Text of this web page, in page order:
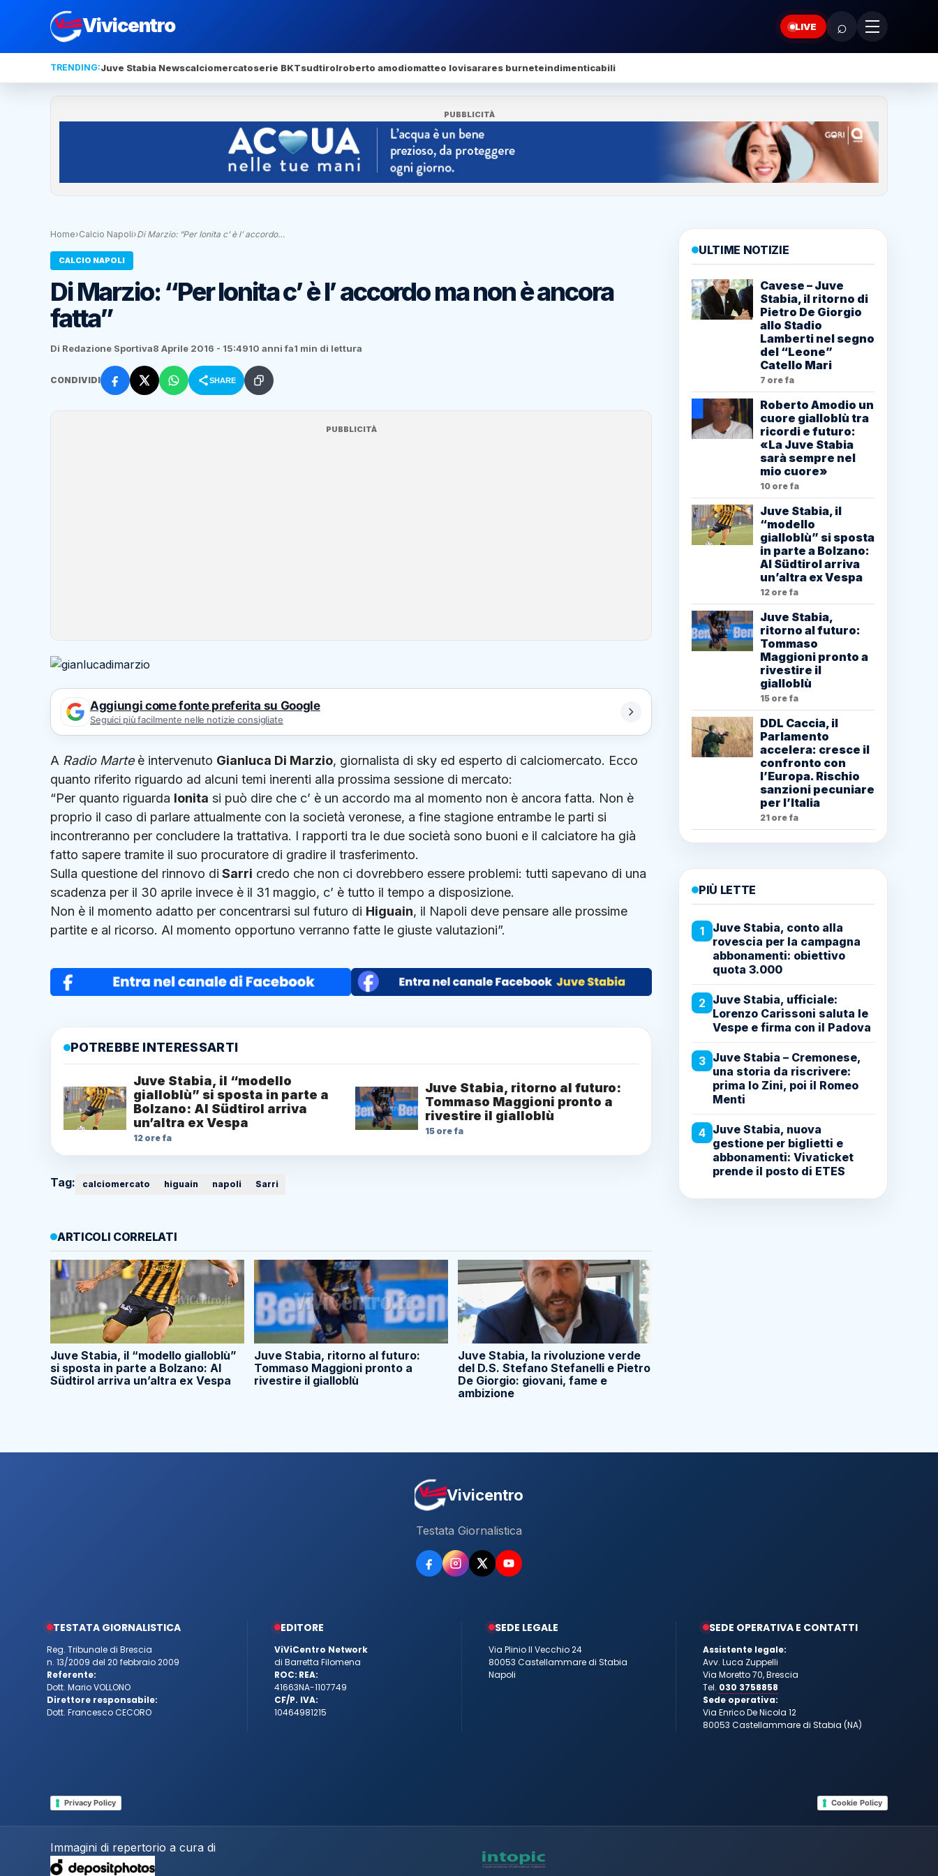
Vivicentro LIVE ⌕
TRENDING:Juve Stabia Newscalciomercatoserie BKTsudtirolroberto amodiomatteo lovisarares burneteindimenticabili
PUBBLICITÀ
Home›Calcio Napoli›Di Marzio: “Per Ionita c’ è l’ accordo…
CALCIO NAPOLI
Di Marzio: “Per Ionita c’ è l’ accordo ma non è ancora
fatta”
Di Redazione Sportiva8 Aprile 2016 - 15:4910 anni fa1 min di lettura
CONDIVIDI SHARE
PUBBLICITÀ
Aggiungi come fonte preferita su Google
Seguici più facilmente nelle notizie consigliate
A Radio Marteè intervenuto Gianluca Di Marzio, giornalista di sky ed esperto di calciomercato. Ecco
quanto riferito riguardo ad alcuni temi inerenti alla prossima sessione di mercato:
“Per quanto riguarda Ionita si può dire che c’ è un accordo ma al momento non è ancora fatta. Non è
proprio il caso di parlare attualmente con la società veronese, a fine stagione entrambe le parti si
incontreranno per concludere la trattativa. I rapporti tra le due società sono buoni e il calciatore ha già
fatto sapere tramite il suo procuratore di gradire il trasferimento.
Sulla questione del rinnovo di Sarri credo che non ci dovrebbero essere problemi: tutti sapevano di una
scadenza per il 30 aprile invece è il 31 maggio, c’ è tutto il tempo a disposizione.
Non è il momento adatto per concentrarsi sul futuro di Higuain, il Napoli deve pensare alle prossime
partite e al ricorso. Al momento opportuno verranno fatte le giuste valutazioni”.
POTREBBE INTERESSARTI
Juve Stabia, il “modello
gialloblù” si sposta in parte a
Bolzano: Al Südtirol arriva
un’altra ex Vespa
12 ore fa
Juve Stabia, ritorno al futuro:
Tommaso Maggioni pronto a
rivestire il gialloblù
15 ore fa
Tag: calciomercato higuain napoli Sarri
ARTICOLI CORRELATI
Juve Stabia, il “modello gialloblù”
si sposta in parte a Bolzano: Al
Südtirol arriva un’altra ex Vespa
Juve Stabia, ritorno al futuro:
Tommaso Maggioni pronto a
rivestire il gialloblù
Juve Stabia, la rivoluzione verde
del D.S. Stefano Stefanelli e Pietro
De Giorgio: giovani, fame e
ambizione
ULTIME NOTIZIE
Cavese – Juve
Stabia, il ritorno di
Pietro De Giorgio
allo Stadio
Lamberti nel segno
del “Leone”
Catello Mari
7 ore fa
Roberto Amodio un
cuore gialloblù tra
ricordi e futuro:
«La Juve Stabia
sarà sempre nel
mio cuore»
10 ore fa
Juve Stabia, il
“modello
gialloblù” si sposta
in parte a Bolzano:
Al Südtirol arriva
un’altra ex Vespa
12 ore fa
Juve Stabia,
ritorno al futuro:
Tommaso
Maggioni pronto a
rivestire il
gialloblù
15 ore fa
DDL Caccia, il
Parlamento
accelera: cresce il
confronto con
l’Europa. Rischio
sanzioni pecuniare
per l’Italia
21 ore fa
PIÙ LETTE
1
Juve Stabia, conto alla
rovescia per la campagna
abbonamenti: obiettivo
quota 3.000
2 Juve Stabia, ufficiale:
Lorenzo Carissoni saluta le
Vespe e firma con il Padova
3 Juve Stabia – Cremonese,
una storia da riscrivere:
prima lo Zini, poi il Romeo
Menti
4 Juve Stabia, nuova
gestione per biglietti e
abbonamenti: Vivaticket
prende il posto di ETES
Vivicentro
Testata Giornalistica
TESTATA GIORNALISTICA
Reg. Tribunale di Brescia
n. 13/2009 del 20 febbraio 2009
Referente:
Dott. Mario VOLLONO
Direttore responsabile:
Dott. Francesco CECORO
EDITORE
ViViCentro Network
di Barretta Filomena
ROC:
41663
REA:
NA-1107749
CF/P. IVA:
10464981215
SEDE LEGALE
Via Plinio Il Vecchio 24
80053 Castellammare di Stabia
Napoli
SEDE OPERATIVA E CONTATTI
Assistente legale:
Avv. Luca Zuppelli
Via Moretto 70, Brescia
Tel. 030 3758858
Sede operativa:
Via Enrico De Nicola 12
80053 Castellammare di Stabia (NA)
Privacy Policy Cookie Policy
Immagini di repertorio a cura di